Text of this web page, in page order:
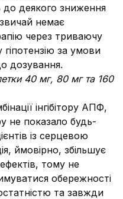
до деякого зниження
немає
через триваючу
за умови
дозування.
40 мг, 80 мг та160
інгібітору АПФ,
не показало будь-
із серцевою
ймовірно, збільшує
тому не
обережності
та завжди